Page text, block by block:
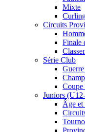
Mixte
Circuits
Finale
Série Club
Coupe
Juniors
Âge et